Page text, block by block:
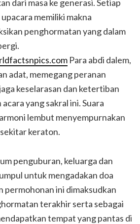
dari masa ke generasi. Setiap
memiliki makna
penghormatan yang dalam
Para abdi dalem,
adat, memegang peranan
keselarasan dan ketertiban
yang sakral ini. Suara
lembut menyempurnakan
keraton.
penguburan, keluarga dan
untuk mengadakan doa
permohonan ini dimaksudkan
terakhir serta sebagai
tempat yang pantas di